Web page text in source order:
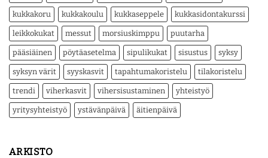
kukkakoru kukkakoulu kukkaseppele kukkasidontakurssi
leikkokukat messut morsiuskimppu puutarha
pääsiäinen pöytäasetelma sipulikukat sisustus syksy
syksyn värit syyskasvit tapahtumakoristelu tilakoristelu
trendi viherkasvit vihersisustaminen yhteistyö
yritysyhteistyö ystävänpäivä äitienpäivä
ARKISTO